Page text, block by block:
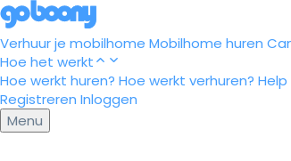
Verhuur je mobilhome Mobilhome huren
Hoe het werkt
Hoe werkt huren? Hoe werkt verhuren?
Registreren Inloggen
Menu